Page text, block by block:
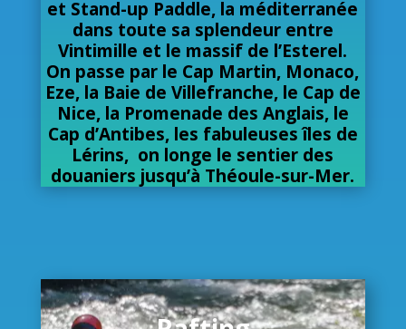
et Stand-up Paddle, la méditerranée
dans toute sa splendeur entre
Vintimille et le massif de l’Esterel.
On passe par le Cap Martin, Monaco,
Eze, la Baie de Villefranche, le Cap de
Nice, la Promenade des Anglais, le
Cap d’Antibes, les fabuleuses îles de
Lérins, on longe le sentier des
douaniers jusqu’à Théoule-sur-Mer.